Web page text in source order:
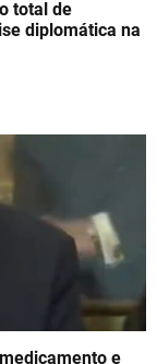
total de
diplomática na
e